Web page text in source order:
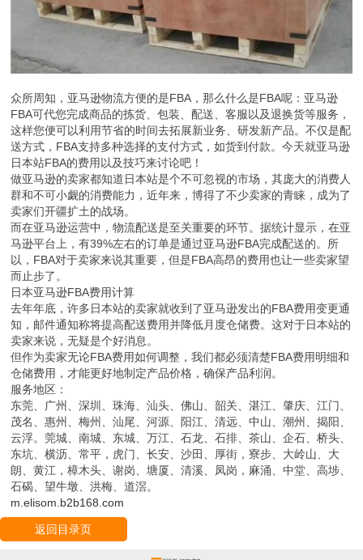
众所周知，亚马逊物流方便的是FBA，那么什么是FBA呢：亚马逊
FBA可代您完成商品的拣货、包装、配送、客服以及退换货等服务，
这样您便可以利用节省的时间去拓展新业务、研发新产品。不仅是配
送方式，FBA支持多种选择的支付方式，如货到付款。今天就亚马逊
日本站FBA的费用以及技巧来讨论吧！
做亚马逊的卖家都知道日本站是个不可忽视的市场，其庞大的消费人
群和不可小觑的消费能力，近年来，博得了不少卖家的青睐，成为了
卖家们开疆扩土的战场。
而在亚马逊运营中，物流配送是至关重要的环节。据统计显示，在亚
马逊平台上，有39%左右的订单是通过亚马逊FBA完成配送的。所
以，FBA对于卖家来说其重要，但是FBA高昂的费用也让一些卖家望
而止步了。
日本亚马逊FBA费用计算
去年年底，许多日本站的卖家就收到了亚马逊发出的FBA费用变更通
知，邮件通知称将提高配送费用并降低月度仓储费。这对于日本站的
卖家来说，无疑是个好消息。
但作为卖家无论FBA费用如何调整，我们都必须清楚FBA费用明细和
仓储费用，才能更好地制定产品价格，确保产品利润。
服务地区：
东莞、广州、深圳、珠海、汕头、佛山、韶关、湛江、肇庆、江门、
茂名、惠州、梅州、汕尾、河源、阳江、清远、中山、潮州、揭阳、
云浮。莞城、南城、东城、万江、石龙、石排、茶山、企石、桥头、
东坑、横沥、常平，虎门、长安、沙田、厚街，寮步、大岭山、大
朗、黄江，樟木头、谢岗、塘厦、清溪、凤岗，麻涌、中堂、高埗、
石碣、望牛墩、洪梅、道滘。
m.elisom.b2b168.com
返回目录页